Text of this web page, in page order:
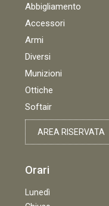
Abbigliamento
Accessori
Armi
Diversi
Munizioni
Ottiche
Softair
AREA RISERVATA
Orari
Lunedì